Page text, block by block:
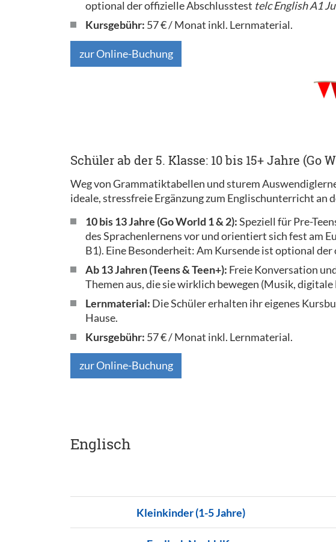
optional der offizielle Abschlusstest telc English A1
Kursgebühr: 57 € / Monat inkl. Lernmaterial.
zur Online-Buchung
Schüler ab der 5. Klasse: 10 bis 15+ Jahre (Go
Weg von Grammatiktabellen und sturem
ideale, stressfreie Ergänzung zum Englischunterricht an
10 bis 13 Jahre (Go World 1 & 2):Speziell für Pre-
des Sprachenlernens vor und orientiert sich fest am
B1). Eine Besonderheit: Am Kursende ist optional
Ab 13 Jahren (Teens & Teen+): Freie Konversation
Themen aus, die sie wirklich bewegen (Musik,
Lernmaterial: Die Schüler erhalten ihr eigenes
Hause.
Kursgebühr: 57 € / Monat inkl. Lernmaterial.
zur Online-Buchung
Englisch
Kleinkinder (1-5 Jahre)